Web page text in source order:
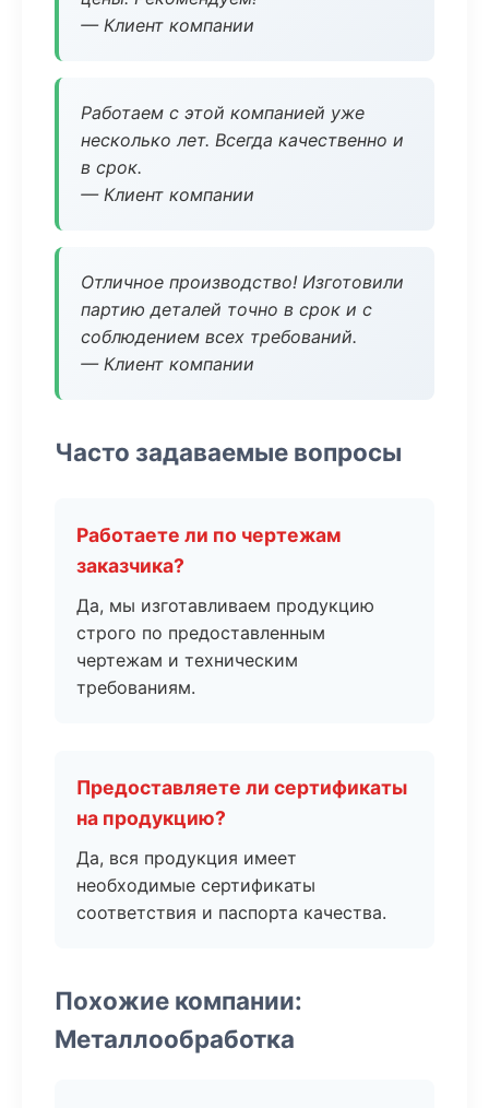
— Клиент компании
Работаем с этой компанией уже
несколько лет. Всегда качественно и
в срок.
— Клиент компании
Отличное производство! Изготовили
партию деталей точно в срок и с
соблюдением всех требований.
— Клиент компании
Часто задаваемые вопросы
Работаете ли по чертежам
заказчика?
Да, мы изготавливаем продукцию
строго по предоставленным
чертежам и техническим
требованиям.
Предоставляете ли сертификаты
на продукцию?
Да, вся продукция имеет
необходимые сертификаты
соответствия и паспорта качества.
Похожие компании:
Металлообработка